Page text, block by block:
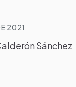
2021
Sánchez